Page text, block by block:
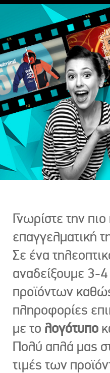
Γνωρίστε την
επαγγελματική
Σε ένα
αναδείξουμε 3-
προϊόντων
πληροφορίες
με το λογότυπο
Πολύ απλά μας
τιμές των